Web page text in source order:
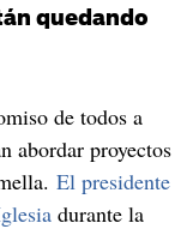
quedando
de todos a
abordar proyectos
El presidente
durante la